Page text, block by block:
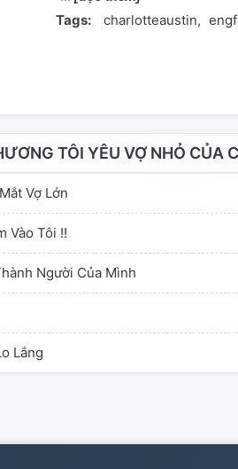
Tags: charlotteaustin
TÔI YÊU VỢ NHỎ CỦA
Vợ Lớn
Vào Tôi !!
Người Của Mình
Lắng